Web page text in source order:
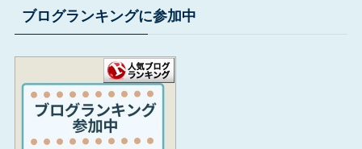
ブログランキングに参加中